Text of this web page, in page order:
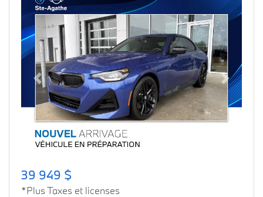
Previous Next
39 949 $
*Plus Taxes et licenses